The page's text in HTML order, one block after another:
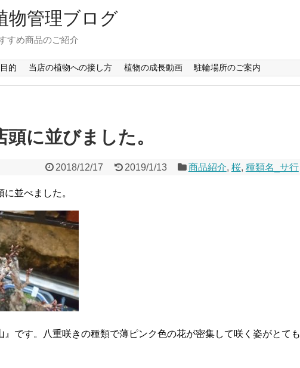
物管理ブログ
すめ商品のご紹介
的 当店の植物への接し方 植物の成長動画 駐輪場所のご案内
に並びました。
2018/12/17 2019/1/13 商品紹介, 桜, 種類名_サ行
並べました。
』です。八重咲きの種類で薄ピンク色の花が密集して咲く姿がとても